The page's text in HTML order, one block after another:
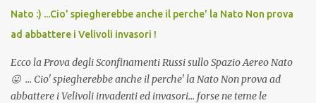
Nato :) ...Cio' spiegherebbe anche il perche' la Nato Non prova
ad abbattere i Velivoli invasori !
Ecco la Prova degli Sconfinamenti Russi sullo Spazio Aereo Nato
😛 ... Cio' spiegherebbe anche il perche' la Nato Non prova ad
abbattere i Velivoli invadenti ed invasori... forse ne teme le